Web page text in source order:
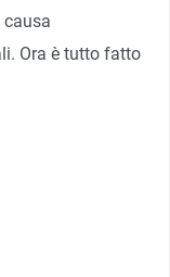
Ora è tutto fatto